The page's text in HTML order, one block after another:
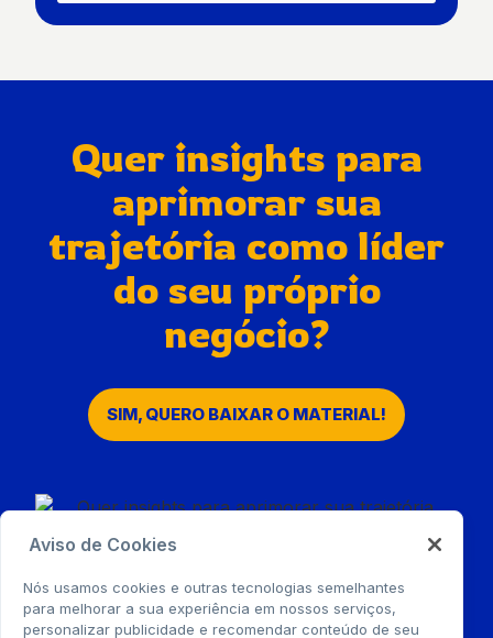
Quer insights para
aprimorar sua
trajetória como líder
do seu próprio
negócio?
SIM, QUERO BAIXAR O MATERIAL!
Aviso de Cookies
Nós usamos cookies e outras tecnologias semelhantes
para melhorar a sua experiência em nossos serviços,
personalizar publicidade e recomendar conteúdo de seu